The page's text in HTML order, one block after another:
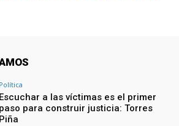
Política
Escuchar a las víctimas es el primer
paso para construir justicia: Torres
Piña